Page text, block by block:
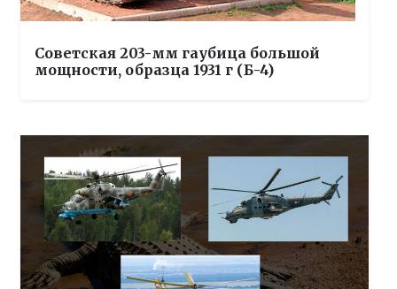
Советская 203-мм гаубица большой
мощности, образца 1931 г (Б-4)